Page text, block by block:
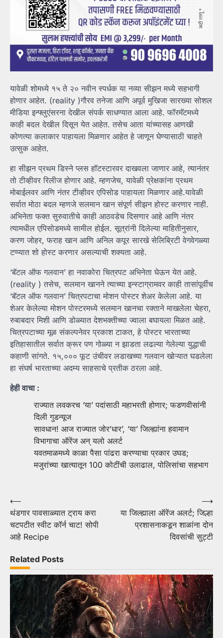
यावेळी शोमध्ये १५ ते २० नवीन स्पर्धक या नव्या सीझन मध्ये सहभागी
होणार आहेत. (reality )गौरव तनेजा आणि अपूर्व मुखिजा सारख्या सोशल
मीडिया इन्फ्लुएंसरना देखील संपर्क साधण्यात आला आहे. फॉरमॅटमध्ये
काही बदल देखील दिसून येत आहेत. तसेच आता यांच्यासह आणखी
कोणत्या कलाकार पाहायला मिळणार आहेत हे जाणून घेण्यासाठी चाहते
उत्सुक आहेत.
हा सीझन प्रथम डिस्ने प्लस हॉटस्टारवर दाखवला जाणार आहे, त्यानंतर
तो टीव्हीवर रिलीज होणार आहे. म्हणजेच, यावेळी प्रेक्षकांना प्रथम
मोबाईलवर आणि नंतर टीव्हीवर एपिसोड पाहायला मिळणार आहे.यावेळी
सर्वात मोठा बदल म्हणजे सलमान खान संपूर्ण सीझन होस्ट करणार नाही.
अभिनेता फक्त सुरुवातीचे काही आठवडेच दिसणार आहे आणि नंतर
त्यामधील एपिसोडमध्ये सामील होईल. सूत्रांनी दिलेल्या माहितीनुसार,
करण जोहर, फराह खान आणि अनिल कपूर सारखे सेलिब्रिटी वेगवेगळ्या
टप्प्यात शो होस्ट करणार असल्याची शक्यता आहे.
‘बॅटल ऑफ गलवान’ हा नवाकोरा चित्रपट अभिनेता घेऊन येत आहे.
(reality ) तसेच, सलमान खानने त्याच्या इन्स्टाग्रामवर काही तासांपूर्वीच
‘बॅटल ऑफ गलवान’ चित्रपटाचा मोशन पोस्टर शेअर केलेला आहे. या
शेअर केलेल्या मोशन पोस्टरमध्ये सलमान खानचा रक्ताने माखलेला चेहरा,
रुबाबदार मिशी आणि डोळ्यात देशभक्तीच्या ज्वाला बघायला मिळत आहे.
चित्रपटाच्या मूळ संकल्पनेवर प्रकाश टाकत, हे पोस्टर भारताच्या
इतिहासातील सर्वात क्रूर पण गोळ्या न झाडता लढल्या गेलेल्या युद्धाची
कहाणी सांगते. १५,००० फूट उंचीवर लडाखच्या गलवान खोऱ्यात घडलेला
हा संघर्ष भारताच्या अदम्य साहसाचे प्रतीक ठरला आहे.
हेही वाचा :
राज्यात लवकरच ‘या’ पदांसाठी महाभरती होणार; फडणवीसांनी
दिली गुडन्यूज
सावधान! आज राज्यात जोर’धार’, ‘या’ जिल्ह्यांना हवामान
विभागाचा ऑरेंज अन् यलो अलर्ट
यवतमाळमध्ये काळा पैसा पांढरा करण्याचा प्रकार उघड;
मजुरांच्या खात्यातून 100 कोटींची उलाढाल, पोलिसांचा सहभाग
Post
navigation
⟵
थंडगार पावसाळ्यात ट्राय करा
चटपटीत स्वीट कॉर्न चाट! सोपी
आहे Recipe
या जिल्ह्याला ऑरेंज अलर्ट; जिल्हा
प्रशासनाकडून शाळांना दोन
दिवसांची सुट्टी
⟶
Related Posts